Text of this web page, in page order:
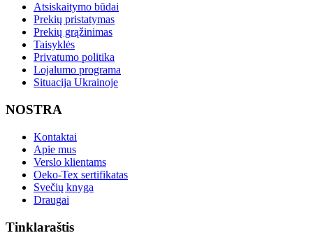
Atsiskaitymo būdai
Prekių pristatymas
Prekių grąžinimas
Taisyklės
Privatumo politika
Lojalumo programa
Situacija Ukrainoje
NOSTRA
Kontaktai
Apie mus
Verslo klientams
Oeko-Tex sertifikatas
Svečių knyga
Draugai
Tinklaraštis